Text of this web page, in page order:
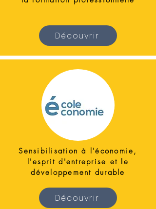
Découvrir
Sensibilisation à l'économie,
l'esprit d'entreprise et le
développement durable
Découvrir